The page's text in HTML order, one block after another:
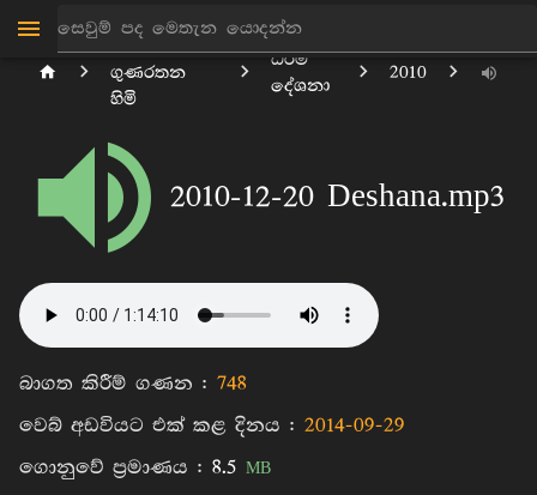
ගුණරතන
හිමි
ධර්ම
දේශනා
2010
2010-12-20 Deshana.mp3
බාගත කිරීම් ගණන : 748
වෙබ් අඩවියට එක් කළ දිනය : 2014-09-29
ගොනුවේ ප්‍රමාණය : 8.5 MB